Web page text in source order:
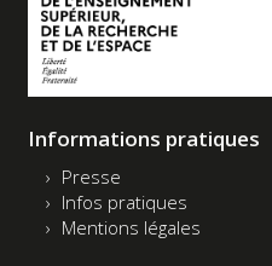
Informations pratiques
Presse
Infos pratiques
Mentions légales